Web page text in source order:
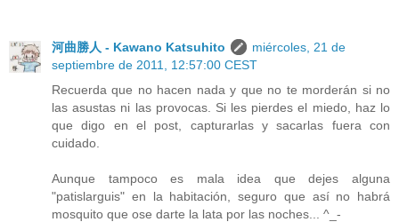
河曲勝人 - Kawano Katsuhito
miércoles, 21 de
septiembre de 2011, 12:57:00 CEST
Recuerda que no hacen nada y que no te morderán si no
las asustas ni las provocas. Si les pierdes el miedo, haz lo
que digo en el post, capturarlas y sacarlas fuera con
cuidado.
Aunque tampoco es mala idea que dejes alguna
"patislarguis" en la habitación, seguro que así no habrá
mosquito que ose darte la lata por las noches... ^_-